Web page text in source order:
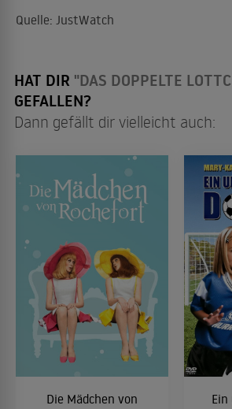
Quelle: JustWatch
HAT DIR "DAS DOPPELTE
GEFALLEN?
Dann gefällt dir vielleicht auch:
Die Mädchen von